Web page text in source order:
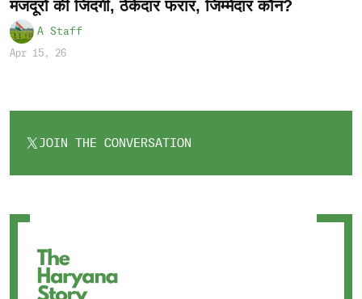
मजदूरों की जिंदगी, ठेकेदार फरार, जिम्मेदार कौन?
A Staff
Apr 15, 26
JOIN THE CONVERSATION
OPENS